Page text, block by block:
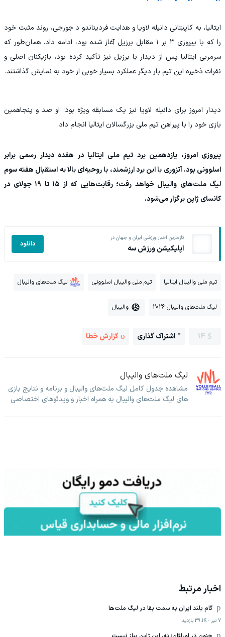
ایتالیا، به کاپیتانی دانیله لاویا و هدایت فردیناندو د جورجی، روند مثبت خود
را که با پیروزی ۳ بر ۱ مقابل برزیل آغاز شده بود، ادامه داد. همان‌طور که
سرمربی ایتالیا پس از دیدار با برزیل نیز تأکید کرده بود، بازیکنان اصلی و
نفرات ذخیره این تیم بار دیگر عملکرد بسیار خوبی از خود به نمایش گذاشتند.
دیدار امروز برای دانیله لاویا نیز یک مسابقه ویژه بود؛ او صد و پنجاهمین
بازی خود را با پیراهن تیم ملی بزرگسالان ایتالیا انجام داد.
پیروزی امروز، یازدهمین برد تیم ملی ایتالیا در هفده دیدار رسمی برابر
اسلوونی بود. آتزوری با این برد ارزشمند، با روحیه‌ای بالا به استقبال هفته سوم
لیگ ملت‌های والیبال خواهد رفت؛ رقابت‌هایی که از ۱۵ تا ۱۹ جولای در
کانسای ژاپن برگزار می‌شود.
تازه‌ترین اخبار ورزشی ایران و جهان در
اپلیکیشن ورزش سه دانلود
تیم ملی والیبال ایتالیا تیم ملی والیبال اسلوونی لیگ ملت‌های والیبال
لیگ ملت‌های والیبال 2026 والیبال
14 اشتراک گذاری گزارش خطا
لیگ ملت‌های والیبال
مشاهده جدول کامل لیگ ملت‌های والیبال و برنامه و نتایج بازی
های لیگ ملت‌های والیبال به همراه اخبار و ویدئوهای اختصاصی
اخبار مرتبط
گام بلند ایران به سمت بقا در لیگ ملت‌ها
7 تیر -
39.1K بازدید